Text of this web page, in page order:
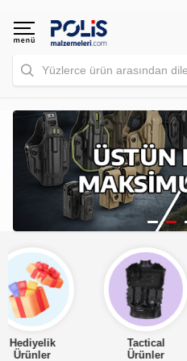
Yüzlerce ürün arasından
Tactical
Ürünler
Polis